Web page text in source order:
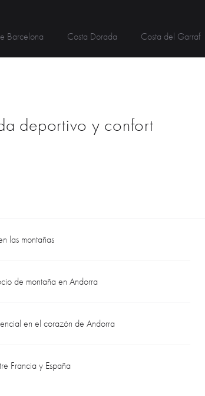
Barcelona Costa Dorada Costa del Garraf
deportivo y confort
las montañas
de montaña en Andorra
en el corazón de Andorra
Francia y España